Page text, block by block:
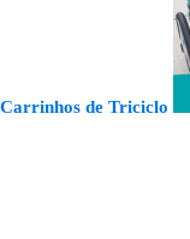
de Triciclo